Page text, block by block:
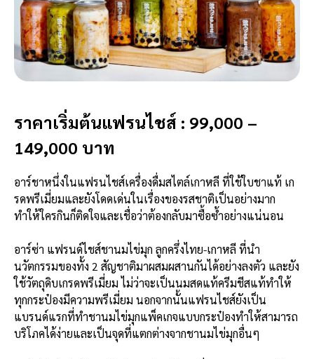
ราคาเริ่มต้นแฟรนไชส์ : 99,000 –
149,000 บาท
อาร์ชาหนึ่งในแฟรนไชส์เครื่องดื่มสไตล์เกาหลี ที่ใช้ใบชาแท้ เก
รดพรีเมี่ยมและยังโดดเด่นในเรื่องของรสชาติเป็นอย่างมาก
ทำให้ใครกินก็ติดใจและเชื่อว่าต้องกลับมาซื้อซ้ำอย่างแน่นอน
อาร์ซ่า แฟรนด์ไชส์ชานมไข่มุก ลูกครึ่งไทย-เกาหลี ที่นํา
นวัตกรรมของทั้ง 2 สัญชาติมาผสมผสานกันได้อย่างลงตัว และยัง
ใช้วัตถุดิบเกรดพรีเมี่ยม ไม่ว่าจะเป็นนมสดแท้ครีมชีสแท้ทำให้
ทุกกระป๋องมีความพรีเมี่ยม นอกจากนั้นแฟรนไชส์ยังเป็น
แบรนด์แรกที่ทำชานมไข่มุกแพ็คเกจแบบกระป๋องทำให้สามารถ
บริโภคได้ง่ายและเป็นจุดที่แตกต่างจากชานมไข่มุกอื่นๆ